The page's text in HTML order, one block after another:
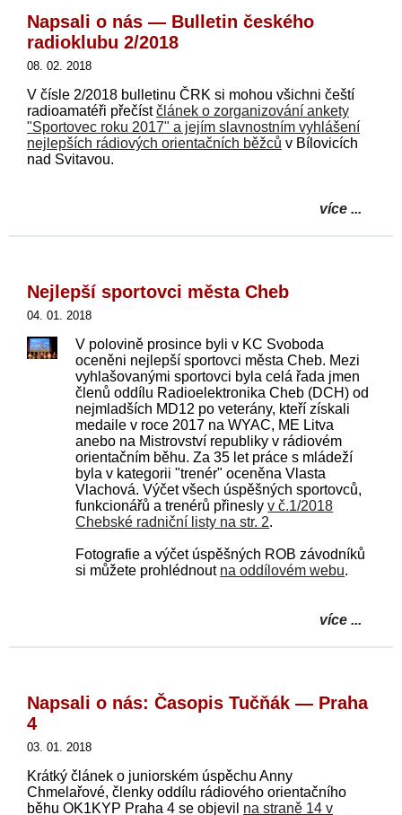
Napsali o nás — Bulletin českého
radioklubu 2/2018
08. 02. 2018
V čísle 2/2018 bulletinu ČRK si mohou všichni čeští
radioamatéři přečístčlánek o zorganizování ankety
"Sportovec roku 2017" a jejím slavnostním vyhlášení
nejlepších rádiových orientačních běžců v Bílovicích
nad Svitavou.
více ...
Nejlepší sportovci města Cheb
04. 01. 2018
V polovině prosince byli v KC Svoboda
oceněni nejlepší sportovci města Cheb. Mezi
vyhlašovanými sportovci byla celá řada jmen
členů oddílu Radioelektronika Cheb (DCH) od
nejmladších MD12 po veterány, kteří získali
medaile v roce 2017 na WYAC, ME Litva
anebo na Mistrovství republiky v rádiovém
orientačním běhu. Za 35 let práce s mládeží
byla v kategorii "trenér" oceněna Vlasta
Vlachová. Výčet všech úspěšných sportovců,
funkcionářů a trenérů přineslyv č.1/2018
Chebské radniční listy na str. 2.
Fotografie a výčet úspěšných ROB závodníků
si můžete prohlédnout na oddílovém webu.
více ...
Napsali o nás: Časopis Tučňák — Praha
4
03. 01. 2018
Krátký článek o juniorském úspěchu Anny
Chmelařové, členky oddílu rádiového orientačního
běhu OK1KYP Praha 4 se objevil na straně 14 v